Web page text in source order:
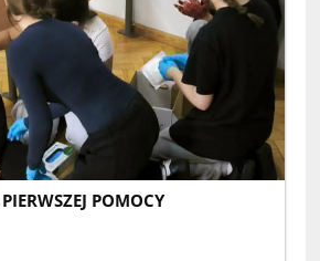
POMOCY